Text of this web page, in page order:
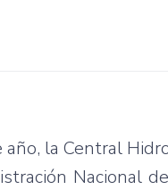
la Central
Nacional